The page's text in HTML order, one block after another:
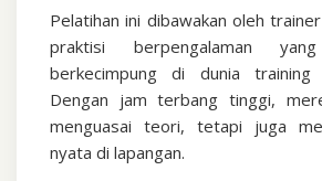
Pelatihan ini dibawakan oleh
praktisi berpengalaman
berkecimpung di dunia training
Dengan jam terbang tinggi,
menguasai teori, tetapi juga
nyata di lapangan.